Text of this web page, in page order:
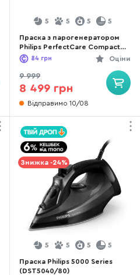
5 5 5 5
Праска з парогенератором
Philips PerfectCare Compact
(GC7846/80)
Оціни
84 грн
9 999
8 499 грн
Відправимо 10/08
Знижка -24%
5 5 5 5
Праска Philips 5000 Series
(DST5040/80)